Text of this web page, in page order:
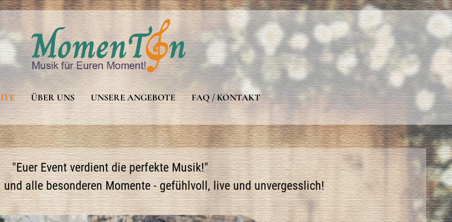
ÜBER UNS UNSERE ANGEBOTE FAQ / KONTAKT
"Euer Event verdient die perfekte Musik!"
und alle besonderen Momente - gefühlvoll, live und unvergesslich!